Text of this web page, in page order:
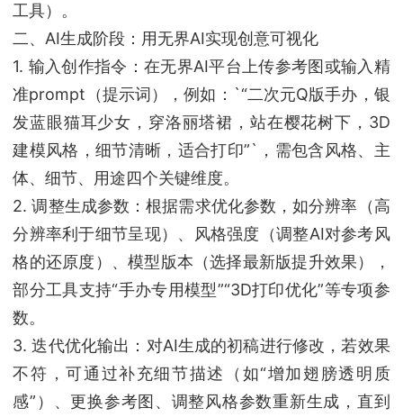
工具）。
二、AI生成阶段：用无界AI实现创意可视化
1. 输入创作指令：在无界AI平台上传参考图或输入精
准prompt（提示词），例如：`“二次元Q版手办，银
发蓝眼猫耳少女，穿洛丽塔裙，站在樱花树下，3D
建模风格，细节清晰，适合打印”`，需包含风格、主
体、细节、用途四个关键维度。
2. 调整生成参数：根据需求优化参数，如分辨率（高
分辨率利于细节呈现）、风格强度（调整AI对参考风
格的还原度）、模型版本（选择最新版提升效果），
部分工具支持“手办专用模型”“3D打印优化”等专项参
数。
3. 迭代优化输出：对AI生成的初稿进行修改，若效果
不符，可通过补充细节描述（如“增加翅膀透明质
感”）、更换参考图、调整风格参数重新生成，直到